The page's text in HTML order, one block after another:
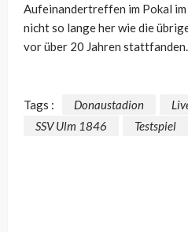
Aufeinandertreffen im Pokal
nicht so lange her wie die
vor über 20 Jahren stattfanden.
Tags : Donaustadion
SSV Ulm 1846
Testspiel